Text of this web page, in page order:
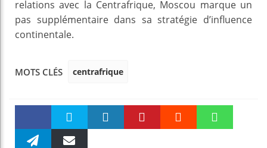
relations avec la Centrafrique, Moscou marque un
pas supplémentaire dans sa stratégie d’influence
continentale.
MOTS CLÉS centrafrique
Faceboo Twitter